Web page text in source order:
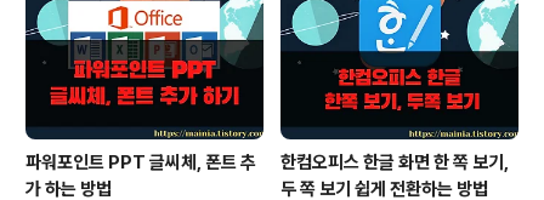
파워포인트 PPT 글씨체, 폰트 추
가 하는 방법
한컴오피스 한글 화면 한 쪽 보기,
두 쪽 보기 쉽게 전환하는 방법